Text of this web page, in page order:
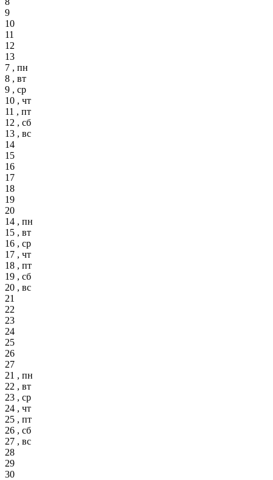
9
10
11
12
13
7 , пн
8 , вт
9 , ср
10 , чт
11 , пт
12 , сб
13 , вс
14
15
16
17
18
19
20
14 , пн
15 , вт
16 , ср
17 , чт
18 , пт
19 , сб
20 , вс
21
22
23
24
25
26
27
21 , пн
22 , вт
23 , ср
24 , чт
25 , пт
26 , сб
27 , вс
28
29
30